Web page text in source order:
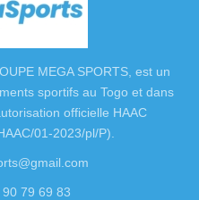
MEGA SPORTS, est un
sportifs au Togo et dans
officielle HAAC
01-2023/pl/P).
79 69 83